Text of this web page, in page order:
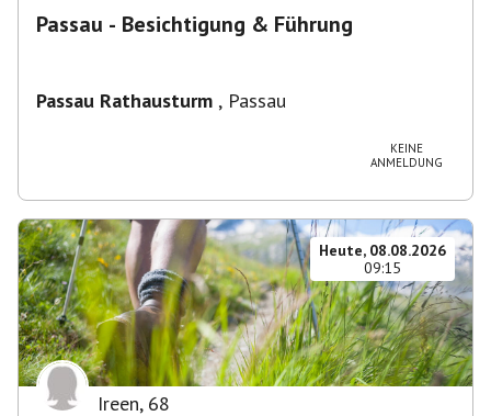
Passau - Besichtigung & Führung
Passau Rathausturm , Passau
KEINE
ANMELDUNG
Heute, 08.08.2026
09:15
Ireen, 68